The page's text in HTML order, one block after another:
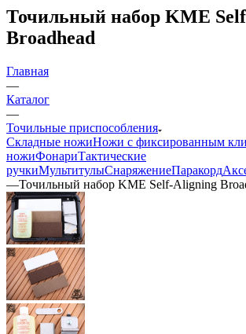
Точильный набор KME
Broadhead
Главная
—
Каталог
—
Точильные приспособления
Складные ножиНожи с фиксированным
ножиФонариТактические
ручкиМультитулыСнаряжениеПаракорд
—Точильный набор KME Self-Aligning